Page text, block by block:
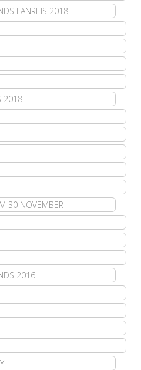
FANREIS 2018
2018
30 NOVEMBER
2016